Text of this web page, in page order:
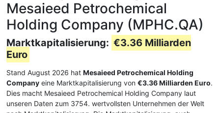
Mesaieed Petrochemical
Holding Company (MPHC.QA)
Marktkapitalisierung: €3.36 Milliarden
Euro
Stand August 2026 hat Mesaieed Petrochemical Holding
Company eine Marktkapitalisierung von €3.36 Milliarden Euro.
Dies macht Mesaieed Petrochemical Holding Company laut
unseren Daten zum 3754. wertvollsten Unternehmen der Welt